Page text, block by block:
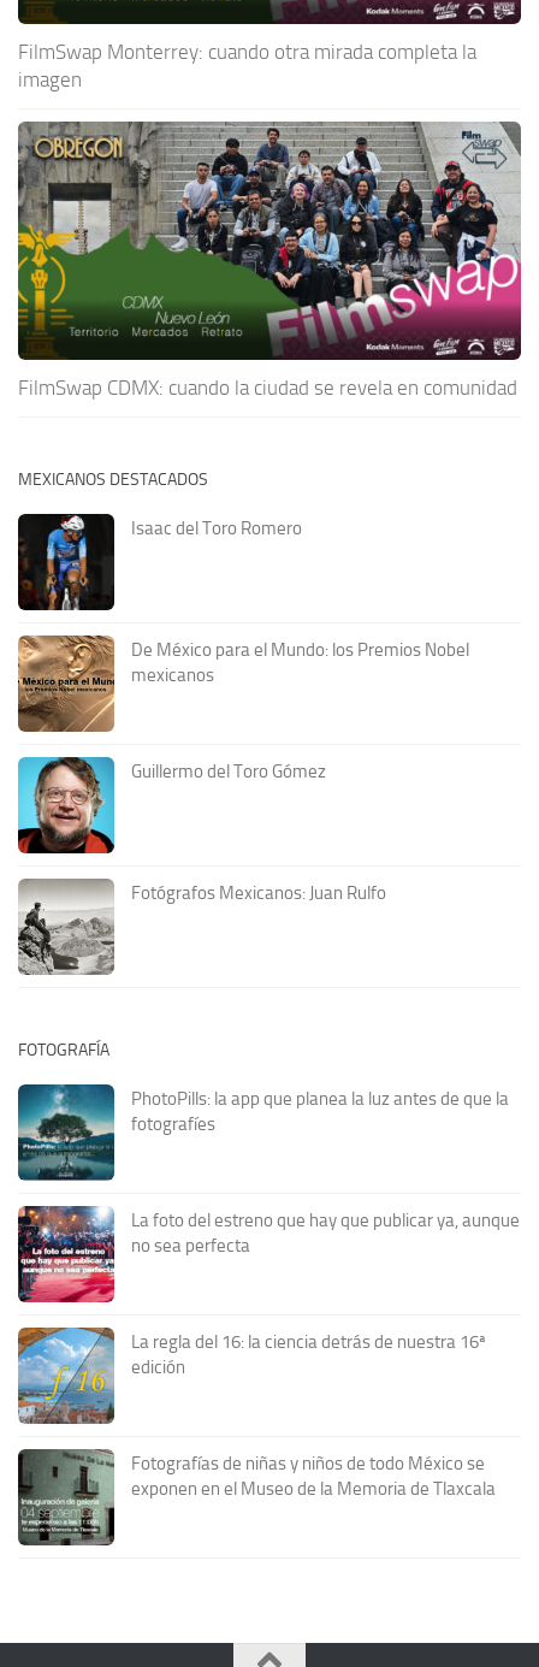
FilmSwap Monterrey: cuando otra mirada completa la
imagen
FilmSwap CDMX: cuando la ciudad se revela en comunidad
MEXICANOS DESTACADOS
Isaac del Toro Romero
De México para el Mundo: los Premios Nobel
mexicanos
Guillermo del Toro Gómez
Fotógrafos Mexicanos: Juan Rulfo
FOTOGRAFÍA
PhotoPills: la app que planea la luz antes de que la
fotografíes
La foto del estreno que hay que publicar ya, aunque
no sea perfecta
La regla del 16: la ciencia detrás de nuestra 16ª
edición
Fotografías de niñas y niños de todo México se
exponen en el Museo de la Memoria de Tlaxcala